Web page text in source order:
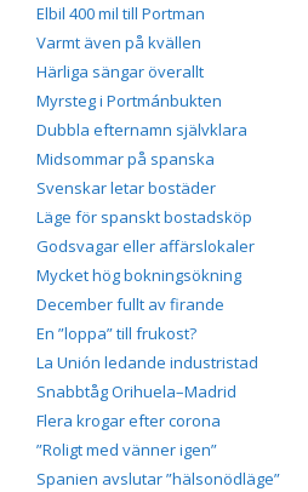
Elbil 400 mil till Portman
Varmt även på kvällen
Härliga sängar överallt
Myrsteg i Portmánbukten
Dubbla efternamn självklara
Midsommar på spanska
Svenskar letar bostäder
Läge för spanskt bostadsköp
Godsvagar eller affärslokaler
Mycket hög bokningsökning
December fullt av firande
En ”loppa” till frukost?
La Unión ledande industristad
Snabbtåg Orihuela–Madrid
Flera krogar efter corona
”Roligt med vänner igen”
Spanien avslutar ”hälsonödläge”